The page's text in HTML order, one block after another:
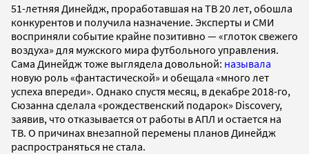
51-летняя Динейдж, проработавшая на ТВ 20 лет, обошла
конкурентов и получила назначение. Эксперты и СМИ
восприняли событие крайне позитивно — «глоток свежего
воздуха» для мужского мира футбольного управления.
Сама Динейдж тоже выглядела довольной: называла
новую роль «фантастической» и обещала «много лет
успеха впереди». Однако спустя месяц, в декабре 2018-го,
Сюзанна сделала «рождественский подарок» Discovery,
заявив, что отказывается от работы в АПЛ и остается на
ТВ. О причинах внезапной перемены планов Динейдж
распространяться не стала.